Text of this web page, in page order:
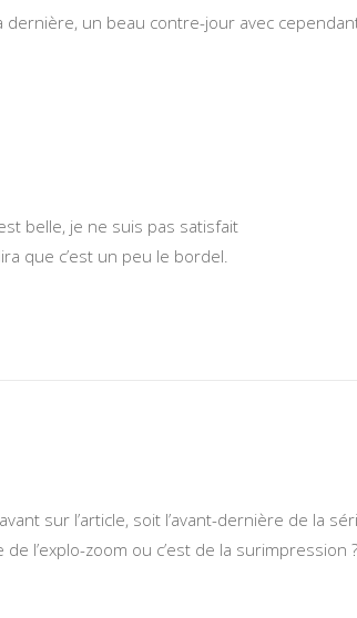
dernière, un beau contre-jour avec
belle, je ne suis pas satisfait
que c’est un peu le bordel.
sur l’article, soit l’avant-dernière de la
de l’explo-zoom ou c’est de la surimpression